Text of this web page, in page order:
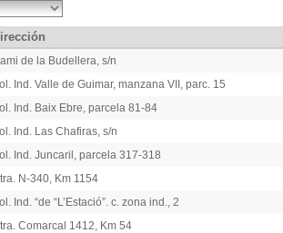
de la Budellera, s/n
Ind. Valle de Guimar, manzana VII, parc. 15
Ind. Baix Ebre, parcela 81-84
Ind. Las Chafiras, s/n
Ind. Juncaril, parcela 317-318
N-340, Km 1154
Ind. “de “L’Estació”. c. zona ind., 2
Comarcal 1412, Km 54